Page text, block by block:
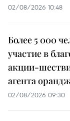
02/08/2026 10:48
Более 5 000
участие в
акции-
агента
02/08/2026 09:30